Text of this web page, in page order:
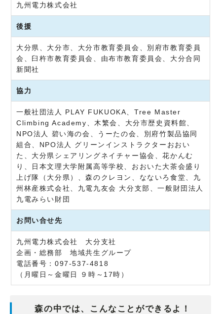
九州電力株式会社
後援
大分県、大分市、大分市教育委員会、別府市教育委員
会、臼杵市教育委員会、由布市教育委員会、大分合同
新聞社
協力
一般社団法人 PLAY FUKUOKA、Tree Master
Climbing Academy、木繁会、大分市歴史資料館、
NPO法人 碧い海の会、うーたの会、別府竹製品協同
組合、NPO法人 グリーンインストラクターおおい
た、大分県シェアリングネイチャー協会、花かんむ
り、日本文理大学附属高等学校、おおいた大茶会盛り
上げ隊（大分県）、森のクレヨン、なないろ食堂、九
州林産株式会社、九電九友会 大分支部、一般財団法人
九電みらい財団
お問い合せ先
九州電力株式会社 大分支社
企画・総務部 地域共生グループ
電話番号：097-537-4818
（月曜日～金曜日 ９時～17時）
森の中では、こんなことができるよ！